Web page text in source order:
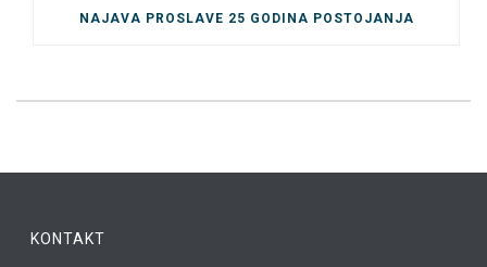
NAJAVA PROSLAVE 25 GODINA POSTOJANJA
KONTAKT